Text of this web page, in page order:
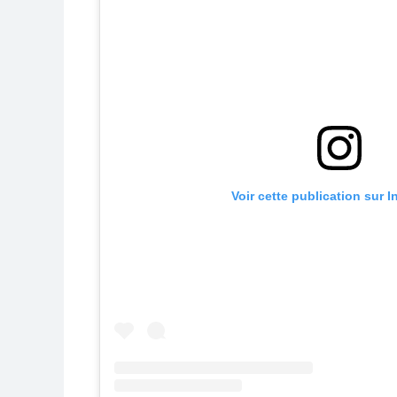
Voir cette publication sur